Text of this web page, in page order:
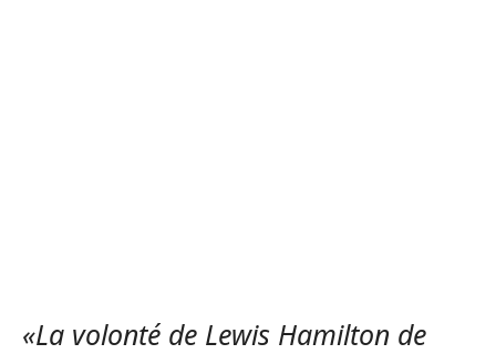
«La volonté de Lewis Hamilton de